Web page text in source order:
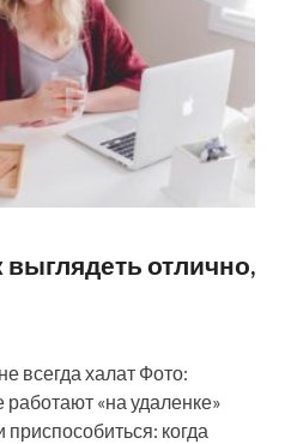
выглядеть отлично,
всегда халат Фото:
«на удаленке»
приспособиться: когда